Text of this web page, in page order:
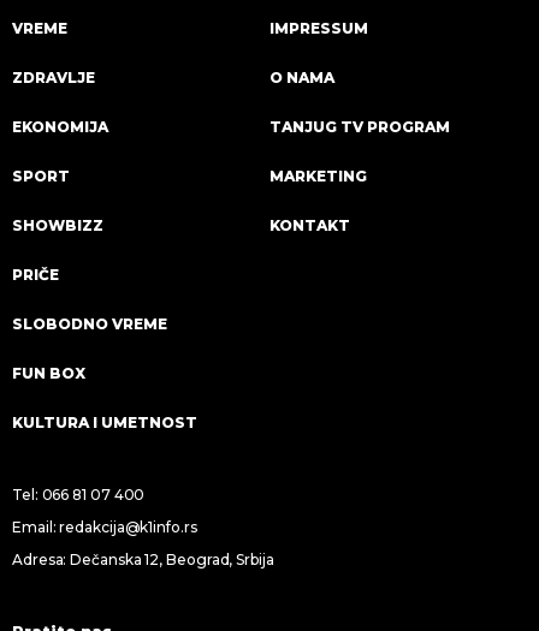
VREME
ZDRAVLJE
EKONOMIJA
SPORT
SHOWBIZZ
PRIČE
SLOBODNO VREME
FUN BOX
KULTURA I UMETNOST
IMPRESSUM
O NAMA
TANJUG TV PROGRAM
MARKETING
KONTAKT
Tel: 066 81 07 400
Email:redakcija@k1info.rs
Adresa: Dečanska 12, Beograd, Srbija